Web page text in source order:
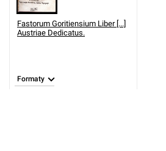
Fastorum Goritiensium Liber [...]
Austriae Dedicatus.
Formaty